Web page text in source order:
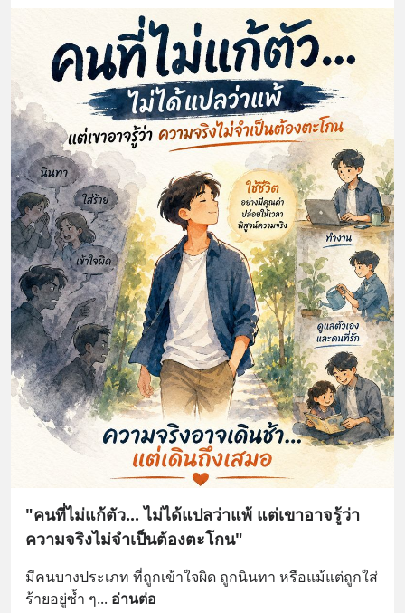
"คนที่ไม่แก้ตัว... ไม่ได้แปลว่าแพ้ แต่เขาอาจรู้ว่า
ความจริงไม่จำเป็นต้องตะโกน"
มีคนบางประเภท ที่ถูกเข้าใจผิด ถูกนินทา หรือแม้แต่ถูกใส่
ร้ายอยู่ซ้ำ ๆ... อ่านต่อ